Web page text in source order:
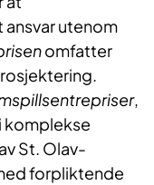
utenom
omfatter
,
komplekse
St. Olav-
forpliktende